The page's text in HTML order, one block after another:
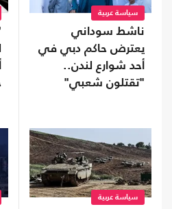
سياسة عربية
ناشط سوداني
يعترض حاكم دبي في
أحد شوارع لندن..
"تقتلون شعبي"
سياسة عربية